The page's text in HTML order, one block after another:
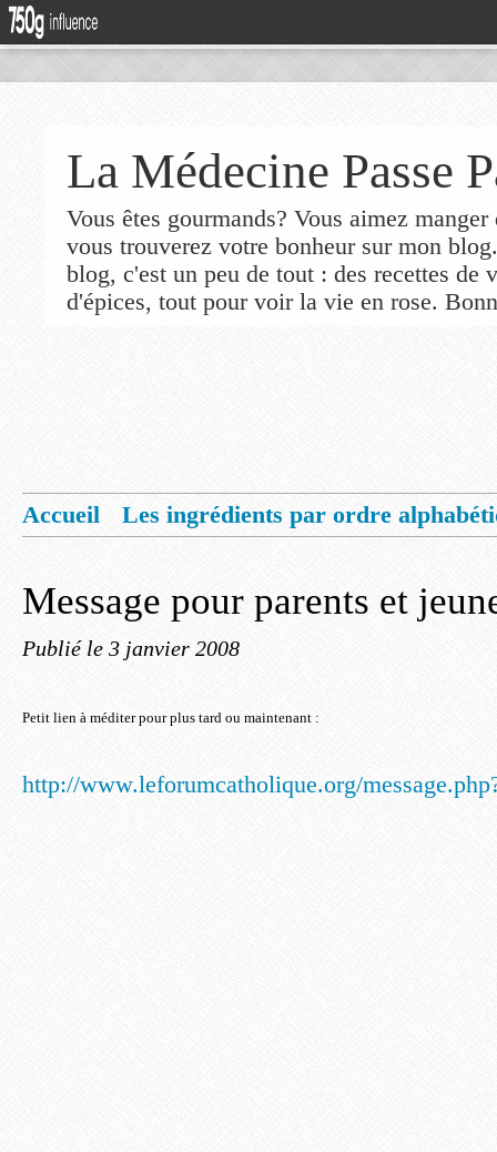
La Médecine Passe
Vous êtes gourmands? Vous aimez
vous trouverez votre bonheur sur mon
blog, c'est un peu de tout : des recettes de
d'épices, tout pour voir la vie en rose.
Accueil
Les ingrédients par ordre
Message pour parents et
Publié le 3 janvier 2008
Petit lien à méditer pour plus tard ou maintenant :
http://www.leforumcatholique.org/